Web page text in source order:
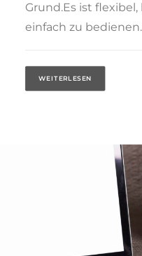
Grund.Es ist
einfach zu
WEITERLESEN